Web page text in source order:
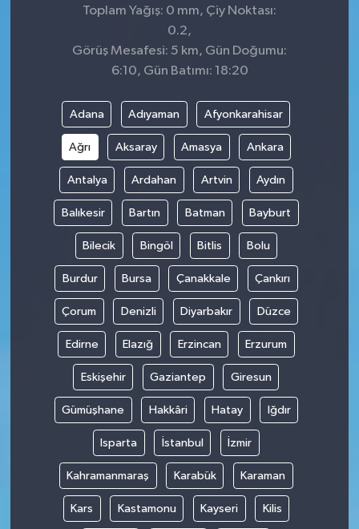
Toplam Yağış: 0 mm, Çiy Noktası:
0.2,
Görüş Mesafesi: 5 km, Gün Doğumu:
6:10, Gün Batımı: 18:20
Adana Adıyaman Afyonkarahisar
Ağrı Aksaray Amasya Ankara
Antalya Ardahan Artvin Aydın
Balıkesir Bartın Batman Bayburt
Bilecik Bingöl Bitlis Bolu
Burdur Bursa Çanakkale Çankırı
Çorum Denizli Diyarbakır Düzce
Edirne Elazığ Erzincan Erzurum
Eskişehir Gaziantep Giresun
Gümüşhane Hakkâri Hatay Iğdır
Isparta İstanbul İzmir
Kahramanmaraş Karabük Karaman
Kars Kastamonu Kayseri Kilis